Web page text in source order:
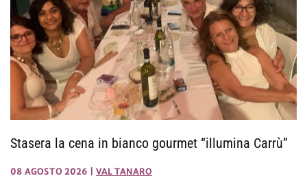
Stasera la cena in bianco gourmet “illumina Carrù”
08 AGOSTO 2026 VAL TANARO